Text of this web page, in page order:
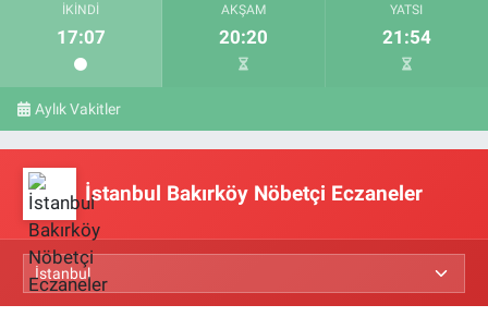
İKINDI
17:07
AKŞAM
20:20
YATSI
21:54
Aylık Vakitler
İstanbul Bakırköy Nöbetçi Eczaneler